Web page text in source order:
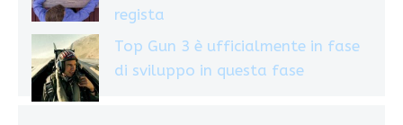
regista
Top Gun 3 è ufficialmente in fase
di sviluppo in questa fase